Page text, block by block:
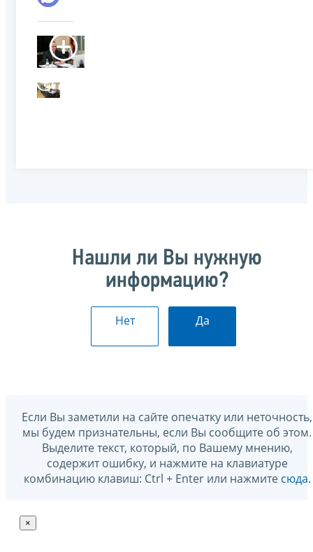
Нашли ли Вы нужную
информацию?
Нет Да
Если Вы заметили на сайте опечатку или неточность,
мы будем признательны, если Вы сообщите об этом.
Выделите текст, который, по Вашему мнению,
содержит ошибку, и нажмите на клавиатуре
комбинацию клавиш: Ctrl + Enter или нажмите сюда.
×